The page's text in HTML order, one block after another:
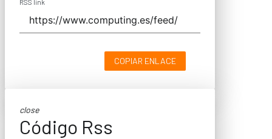
RSS link
COPIAR ENLACE
close
Código Rss